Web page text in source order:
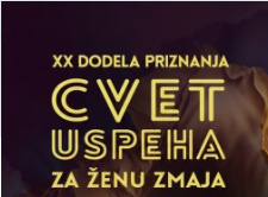
LEPA Preduzetnička